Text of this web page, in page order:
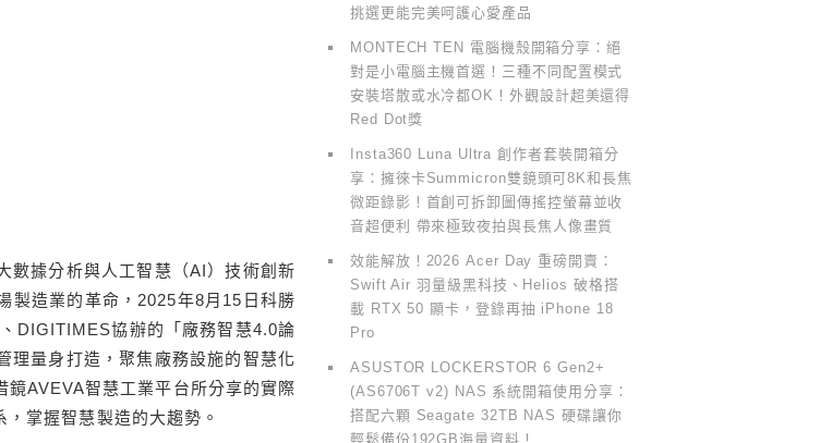
數據分析與人工智慧（AI）技術創新
製造業的革命，2025年8月15日科勝
DIGITIMES協辦的「廠務智慧4.0論
理量身打造，聚焦廠務設施的智慧化
AVEVA智慧工業平台所分享的實際
掌握智慧製造的大趨勢。
挑選更能完美呵護心愛產品
MONTECH TEN 電腦機殼開箱分享：絕
對是小電腦主機首選！三種不同配置模式
安裝塔散或水冷都OK！外觀設計超美還得
Red Dot獎
Insta360 Luna Ultra 創作者套裝開箱分
享：擁徠卡Summicron雙鏡頭可8K和長焦
微距錄影！首創可拆卸圖傳搖控螢幕並收
音超便利 帶來極致夜拍與長焦人像畫質
效能解放！2026 Acer Day 重磅開賣：
Swift Air 羽量級黑科技、Helios 破格搭
載 RTX 50 顯卡，登錄再抽 iPhone 18
Pro
ASUSTOR LOCKERSTOR 6 Gen2+
(AS6706T v2) NAS 系統開箱使用分享：
搭配六顆 Seagate 32TB NAS 硬碟讓你
輕鬆備份192GB海量資料！